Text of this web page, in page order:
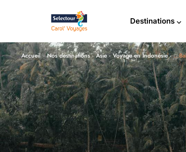
Destinations ⌵
Accueil · Nos destinations · Asie · Voyage en Indonésie ·